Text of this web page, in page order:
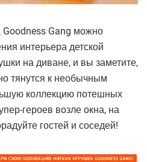
Gang можно
интерьера детской
на диване, и вы заметите,
тянутся к необычным
коллекцию потешных
героев возле окна, на
гостей и соседей!